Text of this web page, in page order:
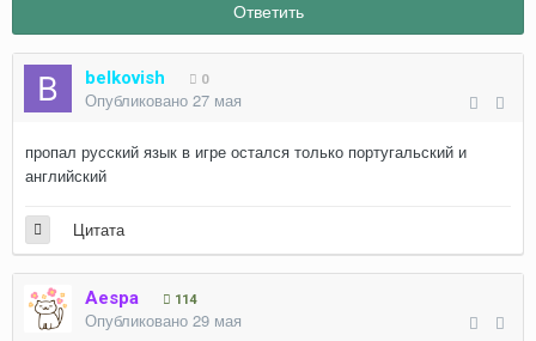
Ответить
belkovish 0
Опубликовано 27 мая
пропал русский язык в игре остался только португальский и
английский
Цитата
Aespa 114
Опубликовано 29 мая